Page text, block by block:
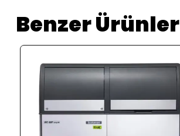
Benzer Ürünler